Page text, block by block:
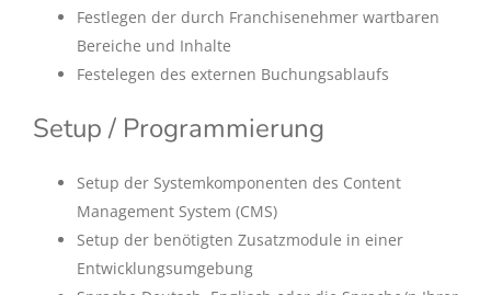
Festlegen der durch Franchisenehmer wartbaren
Bereiche und Inhalte
Festelegen des externen Buchungsablaufs
Setup / Programmierung
Setup der Systemkomponenten des Content
Management System (CMS)
Setup der benötigten Zusatzmodule in einer
Entwicklungsumgebung